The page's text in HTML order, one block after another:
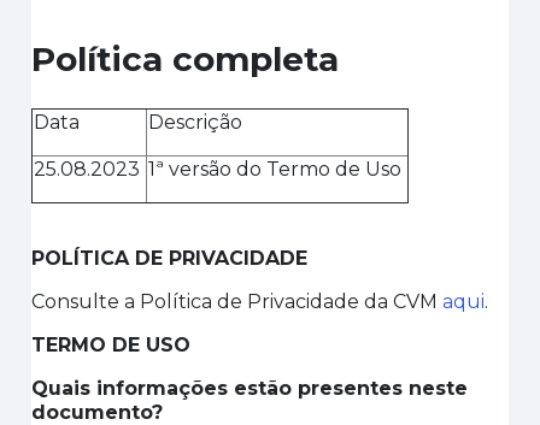
Política completa
Data Descrição
25.08.2023 1ª versão do Termo de Uso
POLÍTICA DE PRIVACIDADE
Consulte a Política de Privacidade da CVMaqui.
TERMO DE USO
Quais informações estão presentes neste
documento?